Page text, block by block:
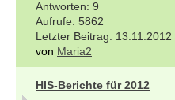
9
5862
13.11.2012
von Maria2
HIS-Berichte für 2012